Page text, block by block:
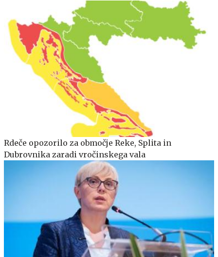
Rdeče opozorilo za območje Reke, Splita in
Dubrovnika zaradi vročinskega vala